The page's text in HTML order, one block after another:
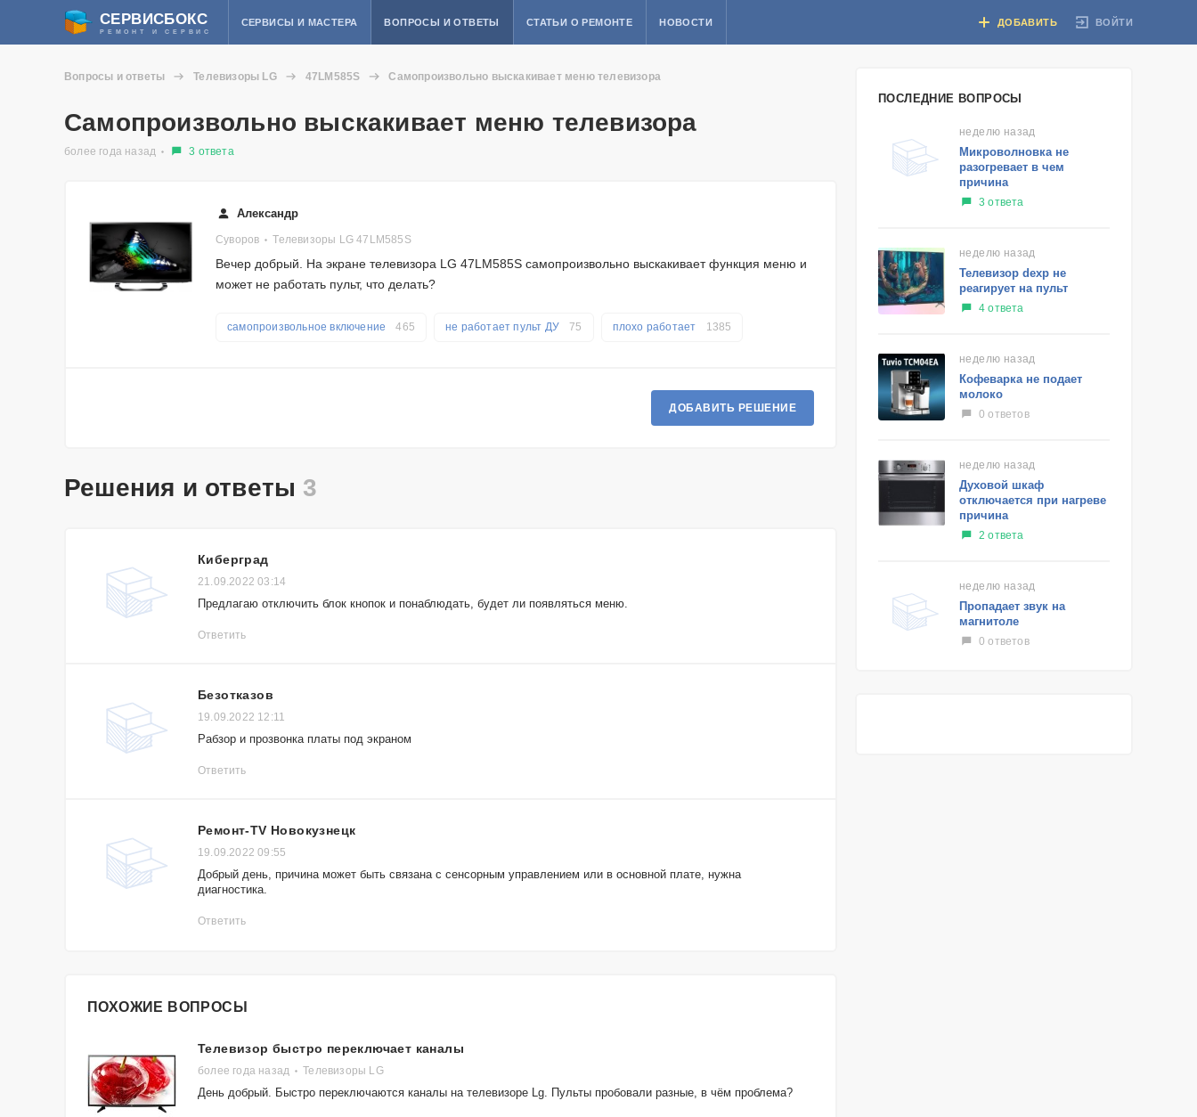
СЕРВИСБОКС
РЕМОНТ И СЕРВИС
ВОЙТИ
СЕРВИСЫ И МАСТЕРА ВОПРОСЫ И ОТВЕТЫ СТАТЬИ О РЕМОНТЕ НОВОСТИ ДОБАВИТЬ
Вопросы и ответы Телевизоры LG 47LM585S Самопроизвольно выскакивает меню телевизора
Самопроизвольно выскакивает меню телевизора
более года назад 3 ответа
ПОСЛЕДНИЕ ВОПРОСЫ
неделю назад
Микроволновка не
разогревает в чем
причина
3 ответа
неделю назад
Телевизор dexp не
реагирует на пульт
4 ответа
неделю назад
Кофеварка не подает
молоко
0 ответов
неделю назад
Духовой шкаф
отключается при нагреве
причина
2 ответа
неделю назад
Пропадает звук на
магнитоле
0 ответов
Александр
Суворов Телевизоры LG 47LM585S
Вечер добрый. На экране телевизора LG 47LM585S самопроизвольно выскакивает функция меню и
может не работать пульт, что делать?
плохо работает 1385
не работает пульт ДУ 75
самопроизвольное включение 465
ДОБАВИТЬ РЕШЕНИЕ
Решения и ответы 3
Киберград
21.09.2022 03:14
Предлагаю отключить блок кнопок и понаблюдать, будет ли появляться меню.
Ответить
Безотказов
19.09.2022 12:11
Рабзор и прозвонка платы под экраном
Ответить
Ремонт-TV Новокузнецк
19.09.2022 09:55
Добрый день, причина может быть связана с сенсорным управлением или в основной плате, нужна
диагностика.
Ответить
ПОХОЖИЕ ВОПРОСЫ
Телевизор быстро переключает каналы
более года назад Телевизоры LG
День добрый. Быстро переключаются каналы на телевизоре Lg. Пульты пробовали разные, в чём проблема?